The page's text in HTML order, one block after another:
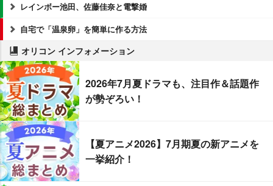
レインボー池田、佐藤佳奈と電撃婚
自宅で「温泉卵」を簡単に作る方法
オリコン インフォメーション
2026年7月夏ドラマも、注目作＆話題作
が勢ぞろい！
【夏アニメ2026】7月期夏の新アニメを
一挙紹介！